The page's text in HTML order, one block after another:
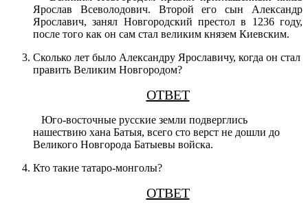
Ярослав Всеволодович. Второй его сын Александр
Ярославич, занял Новгородский престол в 1236 году,
после того как он сам стал великим князем Киевским.
Сколько лет было Александру Ярославичу, когда он стал
править Великим Новгородом?
ОТВЕТ
Юго-восточные русские земли подверглись
нашествию хана Батыя, всего сто верст не дошли до
Великого Новгорода Батыевы войска.
Кто такие татаро-монголы?
ОТВЕТ